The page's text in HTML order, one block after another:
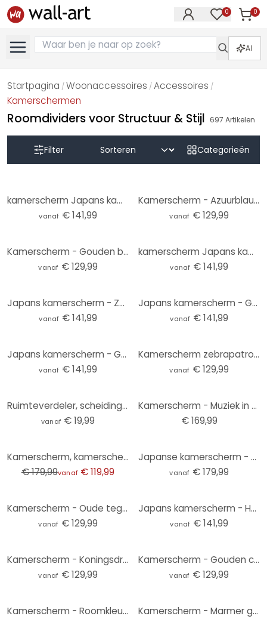
0 0
AI
Startpagina /Woonaccessoires /Accessoires /
Kamerschermen
Roomdividers voor Structuur & Stijl 697 Artikelen
Filter Categorieën
kamerscherm Japans kamerscherm - Japanse stijl: Fuji berg, 3-delig
vanaf € 141,99
Kamerscherm - Azuurblauwe spiegel, 3-delig
vanaf € 129,99
Kamerscherm - Gouden boom, 3-delig
vanaf € 129,99
kamerscherm Japans kamerscherm - Japanse stijl: draak, 3-delig
vanaf € 141,99
Japans kamerscherm - Zonnige jungle, 3-delig
vanaf € 141,99
Japans kamerscherm - Grote golf in Kanagawa, 3-delig
vanaf € 141,99
Japans kamerscherm - Gouden bloesems, 3-delig
vanaf € 141,99
Kamerscherm zebrapatroon (paars), 3-delig
vanaf € 129,99
Ruimteverdeler, scheidingswand geometrisch patroon - MDF natuurlijke look
vanaf € 19,99
Kamerscherm - Muziek in de vlindertuin , 5-delig - 225x172 cm
€ 169,99
Kamerscherm, kamerscherm, privacyscherm hangende herfstbladeren - Ombre bruin-groen
€ 179,99vanaf € 119,99
Japanse kamerscherm - Kraanvogels bij nacht, 5-delig
vanaf € 179,99
Kamerscherm - Oude tegels, 3-delig
vanaf € 129,99
Japans kamerscherm - Harmonie van het Oosten, 3-delig
vanaf € 141,99
Kamerscherm - Koningsdraad, 3-delig
vanaf € 129,99
Kamerscherm - Gouden cascade, 3-delig
vanaf € 129,99
Kamerscherm - Roomkleurige posteflowers, 3-delig Kamerscherm - Marmer geheim, 3-delig